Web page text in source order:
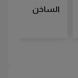
الساخن